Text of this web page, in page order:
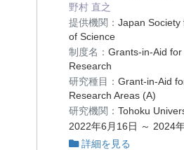
野村 直之
提供機関： Japan Society
of Science
制度名： Grants-in-Aid for
Research
研究種目： Grant-in-Aid
Research Areas (A)
研究機関： Tohoku
2022年6月16日 ～ 2024
詳細を見る